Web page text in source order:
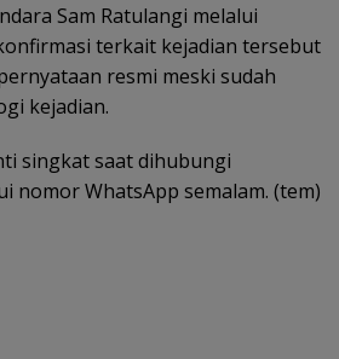
Sam Ratulangi melalui
terkait kejadian tersebut
resmi meski sudah
kejadian.
singkat saat dihubungi
nomor WhatsApp semalam. (tem)